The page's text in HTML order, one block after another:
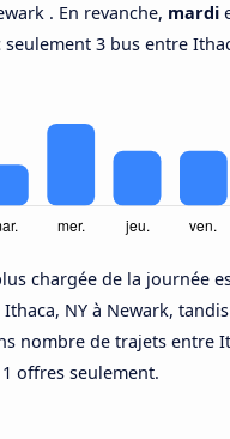
. En revanche, mardi
3 bus entre
chargée de la journée
Ithaca, NY à Newark,
nombre de trajets entre
offres seulement.